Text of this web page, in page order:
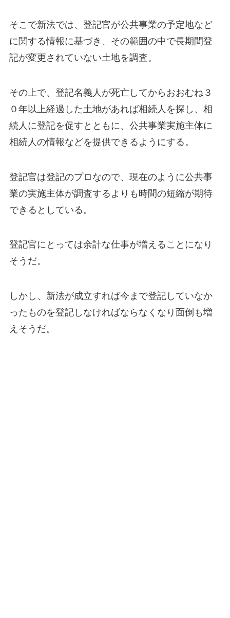
そこで新法では、登記官が公共事業の予定地など
に関する情報に基づき、その範囲の中で長期間登
記が変更されていない土地を調査。
その上で、登記名義人が死亡してからおおむね３
０年以上経過した土地があれば相続人を探し、相
続人に登記を促すとともに、公共事業実施主体に
相続人の情報などを提供できるようにする。
登記官は登記のプロなので、現在のように公共事
業の実施主体が調査するよりも時間の短縮が期待
できるとしている。
登記官にとっては余計な仕事が増えることになり
そうだ。
しかし、新法が成立すれば今まで登記していなか
ったものを登記しなければならなくなり面倒も増
えそうだ。